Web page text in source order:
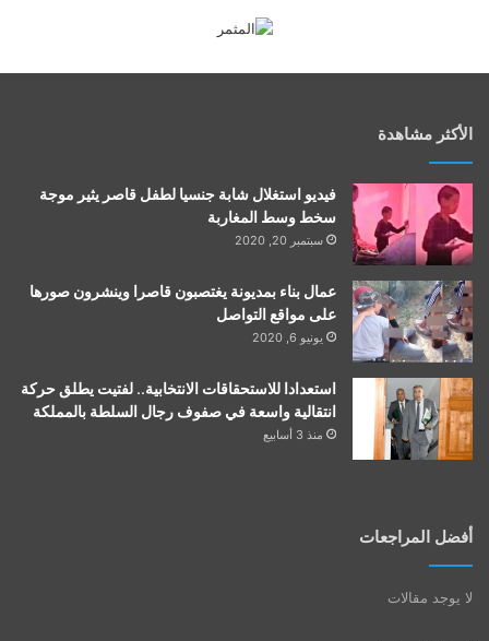
الأكثر مشاهدة
فيديو استغلال شابة جنسيا لطفل قاصر يثير موجة
سخط وسط المغاربة
سبتمبر 20, 2020
عمال بناء بمديونة يغتصبون قاصرا وينشرون صورها
على مواقع التواصل
يونيو 6, 2020
استعدادا للاستحقاقات الانتخابية.. لفتيت يطلق حركة
انتقالية واسعة في صفوف رجال السلطة بالمملكة
منذ 3 أسابيع
أفضل المراجعات
لا يوجد مقالات